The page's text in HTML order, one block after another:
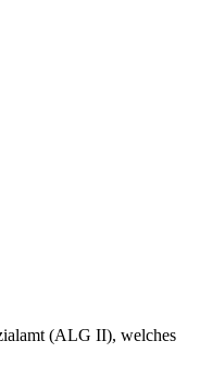
(ALG II), welches